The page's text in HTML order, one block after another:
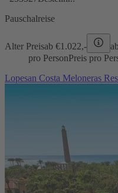
Pauschalreise
Alter Preisab €1.022,-
pro PersonPreis pro
Lopesan Costa Meloneras